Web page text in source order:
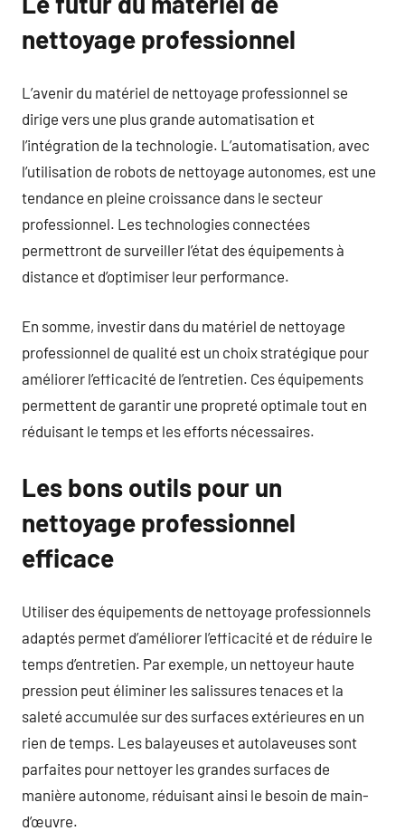
nettoyage professionnel
L’avenir du matériel de nettoyage professionnel se
dirige vers une plus grande automatisation et
l’intégration de la technologie. L’automatisation, avec
l’utilisation de robots de nettoyage autonomes, est une
tendance en pleine croissance dans le secteur
professionnel. Les technologies connectées
permettront de surveiller l’état des équipements à
distance et d’optimiser leur performance.
En somme, investir dans du matériel de nettoyage
professionnel de qualité est un choix stratégique pour
améliorer l’efficacité de l’entretien. Ces équipements
permettent de garantir une propreté optimale tout en
réduisant le temps et les efforts nécessaires.
Les bons outils pour un
nettoyage professionnel
efficace
Utiliser des équipements de nettoyage professionnels
adaptés permet d’améliorer l’efficacité et de réduire le
temps d’entretien. Par exemple, un nettoyeur haute
pression peut éliminer les salissures tenaces et la
saleté accumulée sur des surfaces extérieures en un
rien de temps. Les balayeuses et autolaveuses sont
parfaites pour nettoyer les grandes surfaces de
manière autonome, réduisant ainsi le besoin de main-
d’œuvre.